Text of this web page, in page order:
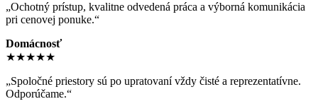
„Ochotný prístup, kvalitne odvedená práca a výborná komunikácia
pri cenovej ponuke.“
Domácnosť
★★★★★
„Spoločné priestory sú po upratovaní vždy čisté a reprezentatívne.
Odporúčame.“